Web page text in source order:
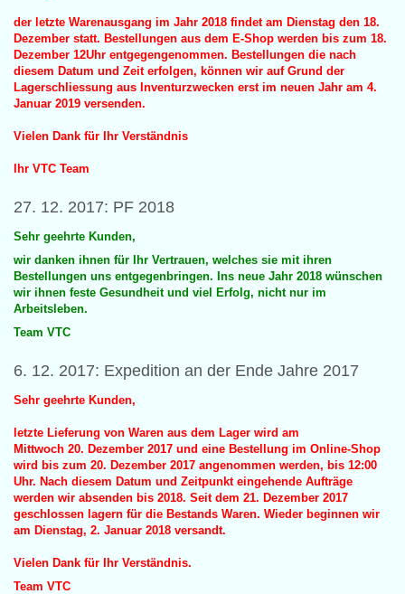
der letzte Warenausgang im Jahr 2018 findet am Dienstag den 18.
Dezember statt. Bestellungen aus dem E-Shop werden bis zum 18.
Dezember 12Uhr entgegengenommen. Bestellungen die nach
diesem Datum und Zeit erfolgen, können wir auf Grund der
Lagerschliessung aus Inventurzwecken erst im neuen Jahr am 4.
Januar 2019 versenden.
Vielen Dank für Ihr Verständnis
Ihr VTC Team
27. 12. 2017: PF 2018
Sehr geehrte Kunden,
wir danken ihnen für Ihr Vertrauen, welches sie mit ihren
Bestellungen uns entgegenbringen. Ins neue Jahr 2018 wünschen
wir ihnen feste Gesundheit und viel Erfolg, nicht nur im
Arbeitsleben.
Team VTC
6. 12. 2017: Expedition an der Ende Jahre 2017
Sehr geehrte Kunden,
letzte Lieferung von Waren aus dem Lager wird am
Mittwoch 20. Dezember 2017 und eine Bestellung im Online-Shop
wird bis zum 20. Dezember 2017 angenommen werden, bis 12:00
Uhr. Nach diesem Datum und Zeitpunkt eingehende Aufträge
werden wir absenden bis 2018. Seit dem 21. Dezember 2017
geschlossen lagern für die Bestands Waren. Wieder beginnen wir
am Dienstag, 2. Januar 2018 versandt.
Vielen Dank für Ihr Verständnis.
Team VTC